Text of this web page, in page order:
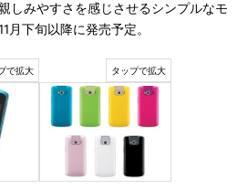
しみやすさを感じさせるシンプルなモ
月下旬以降に発売予定。